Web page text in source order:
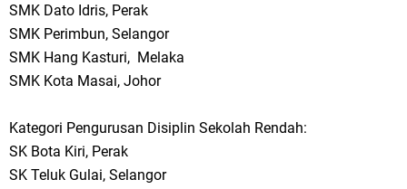
SMK Dato Idris, Perak
SMK Perimbun, Selangor
SMK Hang Kasturi, Melaka
SMK Kota Masai, Johor
Kategori Pengurusan Disiplin Sekolah Rendah:
SK Bota Kiri, Perak
SK Teluk Gulai, Selangor